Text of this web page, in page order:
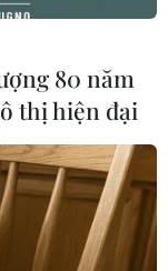
80 năm
thị hiện đại